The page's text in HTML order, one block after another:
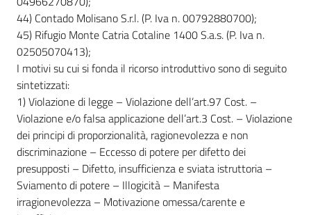
44) Contado Molisano S.r.l. (P. Iva n. 00792880700);
45) Rifugio Monte Catria Cotaline 1400 S.a.s. (P. Iva n.
02505070413);
I motivi su cui si fonda il ricorso introduttivo sono di seguito
sintetizzati:
1) Violazione di legge – Violazione dell’art.97 Cost. –
Violazione e/o falsa applicazione dell’art.3 Cost. – Violazione
dei principi di proporzionalità, ragionevolezza e non
discriminazione – Eccesso di potere per difetto dei
presupposti – Difetto, insufficienza e sviata istruttoria –
Sviamento di potere – Illogicità – Manifesta
irragionevolezza – Motivazione omessa/carente e